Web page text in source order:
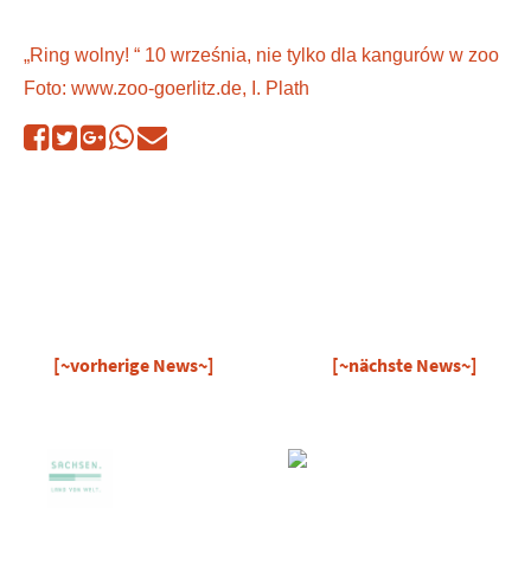
„Ring wolny! “ 10 września, nie tylko dla kangurów w zoo
Foto: www.zoo-goerlitz.de, I. Plath
[~vorherige News~] [~nächste News~]